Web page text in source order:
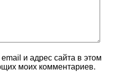
и адрес сайта в этом
моих комментариев.